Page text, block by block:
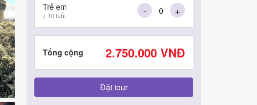
Trẻ em
< 10 tuổi - +
Tổng cộng 2.750.000 VNĐ